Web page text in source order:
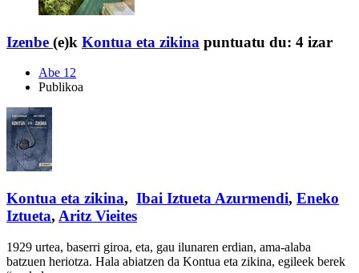
Izenbe (e)k Kontua eta zikina puntuatu du: 4 izar
Abe 12
Publikoa
Kontua eta zikina, Ibai Iztueta Azurmendi, Eneko
Iztueta, Aritz Vieites
1929 urtea, baserri giroa, eta, gau ilunaren erdian, ama-alaba
batzuen heriotza. Hala abiatzen da Kontua eta zikina, egileek berek